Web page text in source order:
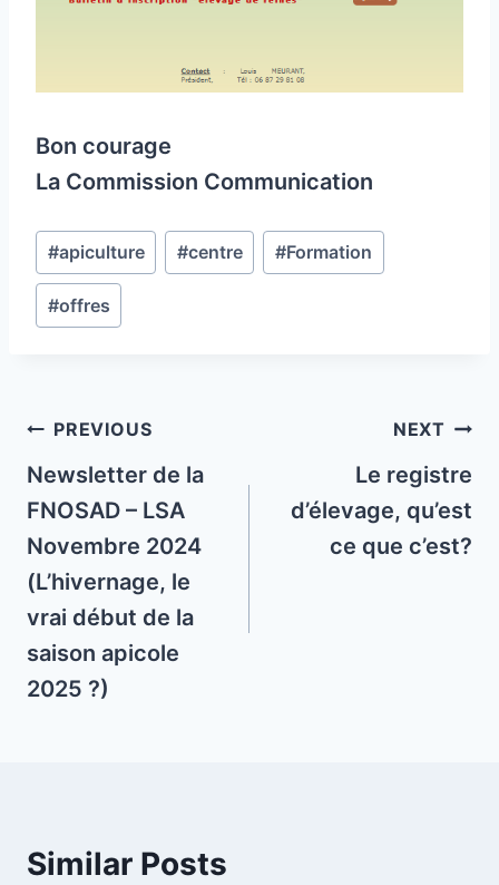
Bon courage
La Commission Communication
Post
Tags:
#apiculture #centre #Formation
#offres
Post
navigation
PREVIOUS
Newsletter de la
FNOSAD – LSA
Novembre 2024
(L’hivernage, le
vrai début de la
saison apicole
2025 ?)
NEXT
Le registre
d’élevage, qu’est
ce que c’est?
Similar Posts